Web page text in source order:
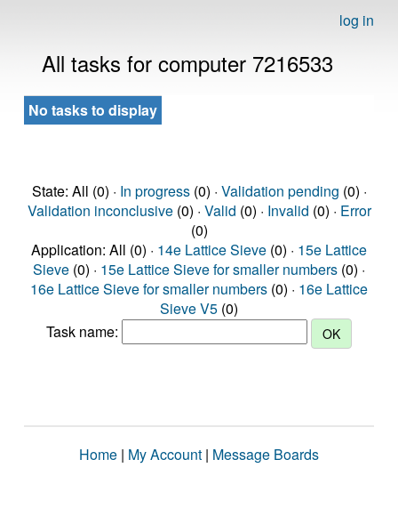
log in
All tasks for computer 7216533
No tasks to display
State: All (0) · In progress(0) · Validation pending (0) ·
Validation inconclusive(0) · Valid (0) · Invalid (0) · Error
(0)
Application: All (0) · 14e Lattice Sieve (0) · 15e Lattice
Sieve (0) · 15e Lattice Sieve for smaller numbers (0) ·
16e Lattice Sieve for smaller numbers (0) · 16e Lattice
Sieve V5 (0)
Task name:
Home | My Account | Message Boards